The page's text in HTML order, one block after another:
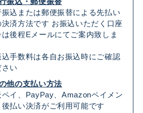
振込または郵便振替による先払い
決済方法です お振込いただく口座
は後程Eメールにてご案内致しま
手数料は各自お振込時にご確認
さい
他の支払い方法
ペイ、PayPay、Amazonペイメン
後払い決済がご利用可能です